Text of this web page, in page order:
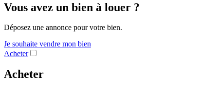
Vous avez un bien à louer ?
Déposez une annonce pour votre bien.
Je souhaite vendre mon bien
Acheter
Acheter